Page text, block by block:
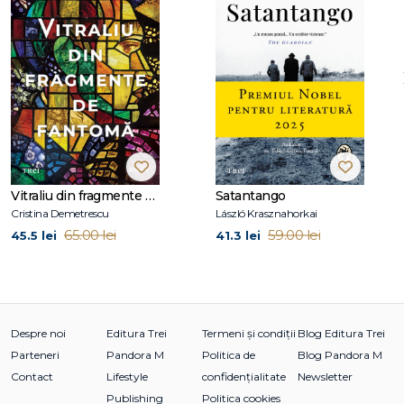
De aceeași autoare, Editura Trei a publicat romanul Ar fi
putut fi paradisul (scris împreună cu Åsa Träff) şi Gheaţa de
sub picioarele ei, primul volum din seria Hanne Lagerlind–
Schön.
Vitraliu din fragmente de fantomă
Cristina Demetrescu
45.5 lei 65.00 lei
Satantango
László Krasznahorkai
41.3 lei 59.00 lei
Despre noi
Parteneri
Contact
Editura Trei
Pandora M
Lifestyle
Publishing
Termeni și condiții
Politica de
confidențialitate
Politica cookies
Blog Editura Trei
Blog Pandora M
Newsletter